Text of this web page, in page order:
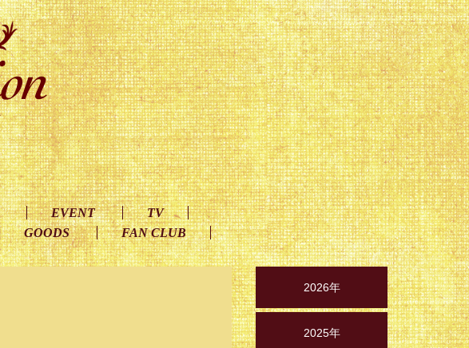
EVENT
TV
GOODS FAN CLUB
2026年
2025年